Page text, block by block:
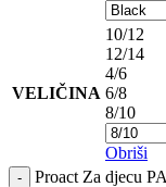
VELIČINA
10/12
12/14
4/6
6/8
8/10
Obriši
Proact Za djecu